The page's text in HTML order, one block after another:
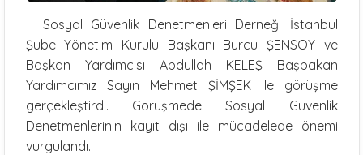
Sosyal Güvenlik Denetmenleri Derneği İstanbul
Şube Yönetim Kurulu Başkanı Burcu ŞENSOY ve
Başkan Yardımcısı Abdullah KELEŞ Başbakan
Yardımcımız Sayın Mehmet ŞİMŞEK ile görüşme
gerçekleştirdi. Görüşmede Sosyal Güvenlik
Denetmenlerinin kayıt dışı ile mücadelede önemi
vurgulandı.